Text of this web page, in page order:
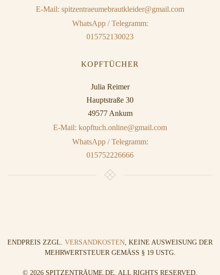
E-Mail: spitzentraeumebrautkleider@gmail.com
WhatsApp / Telegramm:
015752130023
KOPFTÜCHER
Julia Reimer
Hauptstraße 30
49577 Ankum
E-Mail: kopftuch.online@gmail.com
WhatsApp / Telegramm:
015752226666
ENDPREIS ZZGL. VERSANDKOSTEN, KEINE AUSWEISUNG DER
MEHRWERTSTEUER GEMÄSS § 19 USTG.
© 2026 SPITZENTRÄUME.DE. ALL RIGHTS RESERVED.